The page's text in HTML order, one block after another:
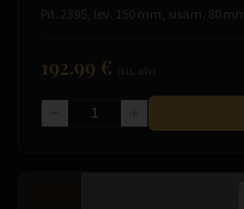
Pit. 2395, lev. 150 mm, sisäm. 80 mm
192.99 €